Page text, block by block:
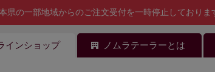
県の一部地域からのご注文受付を一時停止しておりま
インショップ ノムラテーラーとは